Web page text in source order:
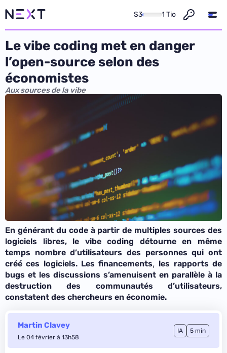
S3 1 Tio
Le vibe coding met en danger
l’open-source selon des
économistes
Aux sources de la vibe
En générant du code à partir de multiples sources des
logiciels libres, le vibe coding détourne en même
temps nombre d’utilisateurs des personnes qui ont
créé ces logiciels. Lesfinancements, les rapports de
bugs et les discussions s’amenuisent en parallèle à la
destruction des communautés d’utilisateurs,
constatent des chercheurs en économie.
Martin Clavey
Le 04 février à 13h58
IA 5 min